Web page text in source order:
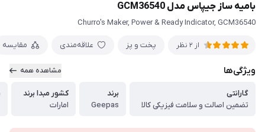
بامیه ساز جیپاس مدل GCM36540
Churro's Maker, Power & Ready Indicator, GCM36540
از 2 نظر پخت و پز علاقه‌مندی مقایسه
ویژگی‌ها مشاهده همه
گارانتی
تضمین اصالت و سلامت فیزیکی کالا
برند
Geepas
کشور مبدا برند
امارات